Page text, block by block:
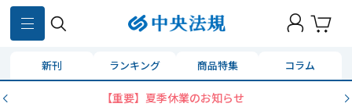
新刊 ランキング 商品特集 コラム
【重要】夏季休業のお知らせ